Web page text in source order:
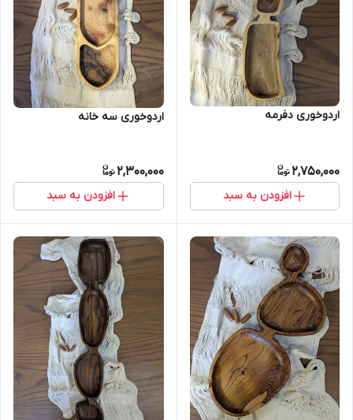
اردوخوری دفرمه
2,750,000
افزودن به سبد
اردوخوری سه خانه
2,300,000
افزودن به سبد